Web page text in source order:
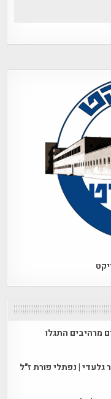
מרהיבים התגלו
גלעדי | נפתלי פורת ז"ל